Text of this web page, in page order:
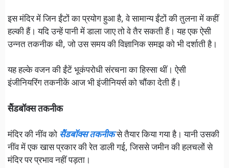
इस मंदिर में जिन ईंटों का प्रयोग हुआ है, वे सामान्य ईंटों की तुलना में कहीं
हल्की हैं। यदि उन्हें पानी में डाला जाए तो वे तैर सकती हैं। यह एक ऐसी
उन्नत तकनीक थी, जो उस समय की विज्ञानिक समझ को भी दर्शाती है।
यह हल्के वजन की ईंटें भूकंपरोधी संरचना का हिस्सा थीं। ऐसी
इंजीनियरिंग तकनीकें आज भी इंजीनियर्स को चौंका देती हैं।
सैंडबॉक्स तकनीक
मंदिर की नींव को सैंडबॉक्स तकनीकसे तैयार किया गया है। यानी उसकी
नींव में एक खास प्रकार की रेत डाली गई, जिससे जमीन की हलचलों से
मंदिर पर प्रभाव नहीं पड़ता।